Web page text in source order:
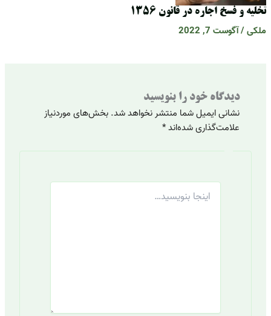
و فسخ اجاره در قانون 1356
/آگوست 7, 2022
دیدگاه‌ خود را بنویسید
نشانی ایمیل شما منتشر نخواهد شد.بخش‌های موردنیاز
علامت‌گذاری شده‌اند*
اینجا
بنویسید…